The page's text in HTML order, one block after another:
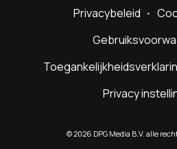
Privacybeleid
Privacy
©2026 DPG Media B.V. alle